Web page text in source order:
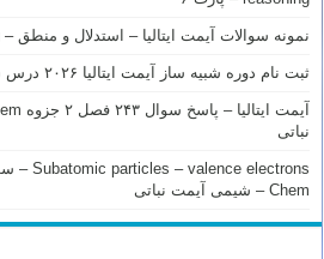
نمونه سوالات آیمت ایتالیا – استدلال و منطق – Logical reasoning – پارت ۵
ثبت نام دوره شبیه ساز آیمت ایتالیا ۲۰۲۶ درس شیمی IMAT استاد نباتی
نباتی
Chem – شیمی آیمت نباتی